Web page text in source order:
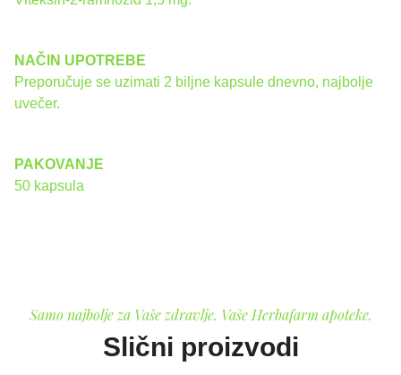
NAČIN UPOTREBE
Preporučuje se uzimati 2 biljne kapsule dnevno, najbolje
uvečer.
PAKOVANJE
50 kapsula
Samo najbolje za Vaše zdravlje. Vaše Herbafarm apoteke.
Slični proizvodi